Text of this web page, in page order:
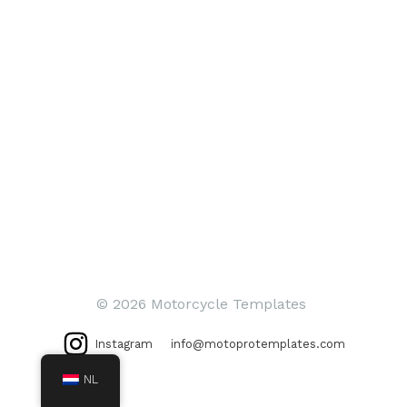
© 2026 Motorcycle Templates
Instagram info@motoprotemplates.com
NL